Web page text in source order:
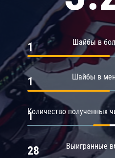
Шайбы в
1
Шайбы в
1
Количество полученных
1
Выигранные
28